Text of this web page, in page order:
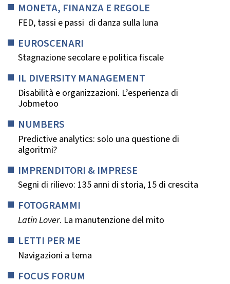
MONETA, FINANZA E REGOLE
FED, tassi e passi di danza sulla luna
EUROSCENARI
Stagnazione secolare e politica fiscale
IL DIVERSITY MANAGEMENT
Disabilità e organizzazioni. L’esperienza di
Jobmetoo
NUMBERS
Predictive analytics: solo una questione di
algoritmi?
IMPRENDITORI & IMPRESE
Segni di rilievo: 135 anni di storia, 15 di crescita
FOTOGRAMMI
Latin Lover. La manutenzione del mito
LETTI PER ME
Navigazioni a tema
FOCUS FORUM